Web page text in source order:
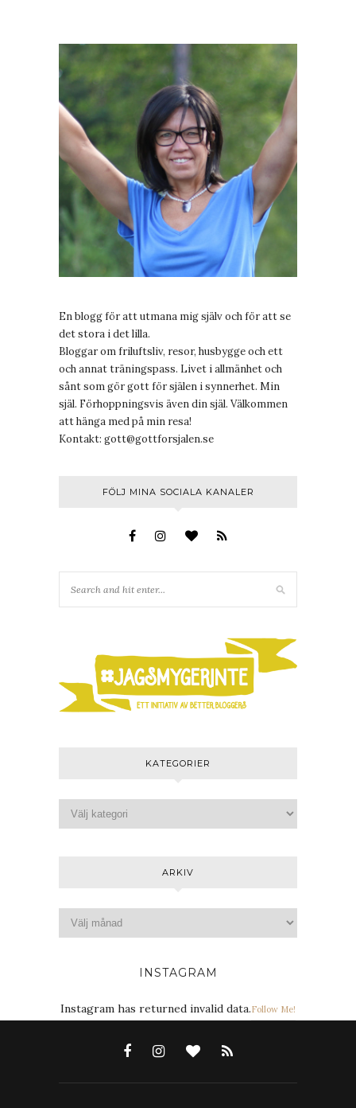
En blogg för att utmana mig själv och för att se
det stora i det lilla.
Bloggar om friluftsliv, resor, husbygge och ett
och annat träningspass. Livet i allmänhet och
sånt som gör gott för själen i synnerhet. Min
själ. Förhoppningsvis även din själ. Välkommen
att hänga med på min resa!
Kontakt: gott@gottforsjalen.se
FÖLJ MINA SOCIALA KANALER
KATEGORIER
ARKIV
INSTAGRAM
Instagram has returned invalid data.Follow Me!